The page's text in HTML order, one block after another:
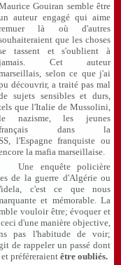
Gouiran semble être
auteur engagé qui aime
là où d'autres
que les choses
tassent et s'oublient à
Cet auteur
selon ce que j'ai
découvrir, a traité pas mal
sujets sensibles et durs,
que l'Italie de Mussolini,
nazisme, les jeunes
dans la
SS, l'Espagne franquiste ou
la mafia marseillaise.
Une enquête policière
de la guerre d'Algérie ou
c'est ce que nous
et mémorable. La
vouloir être; évoquer et
d'une manière objective,
pas l'habitude de voir;
de rappeler un passé dont
préféreraient être oubliés.